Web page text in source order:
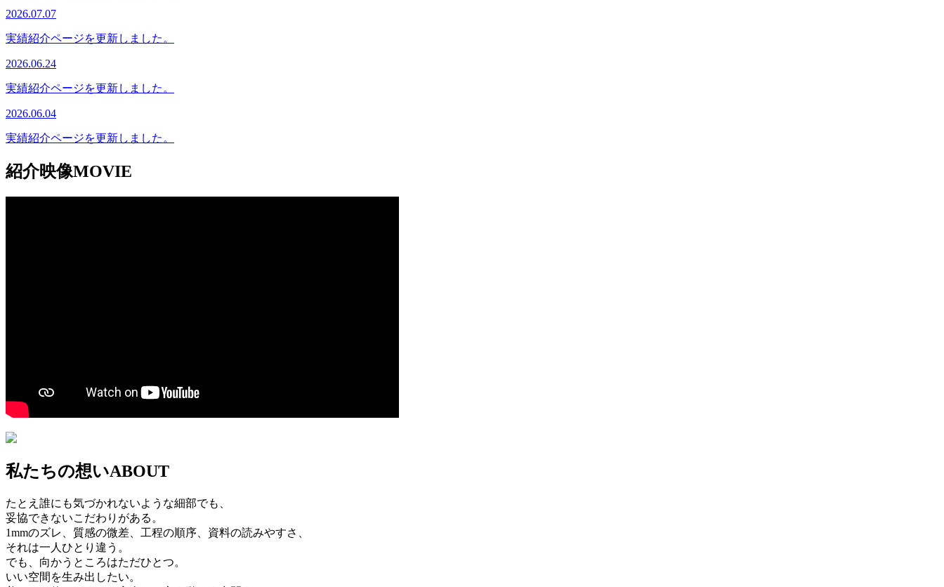
2026.07.07
実績紹介ページを更新しました。
2026.06.24
実績紹介ページを更新しました。
2026.06.04
実績紹介ページを更新しました。
紹介映像MOVIE
私たちの想いABOUT
たとえ誰にも気づかれないような細部でも、
妥協できないこだわりがある。
1mmのズレ、質感の微差、工程の順序、資料の読みやすさ、
それは一人ひとり違う。
でも、向かうところはただひとつ。
いい空間を生み出したい。